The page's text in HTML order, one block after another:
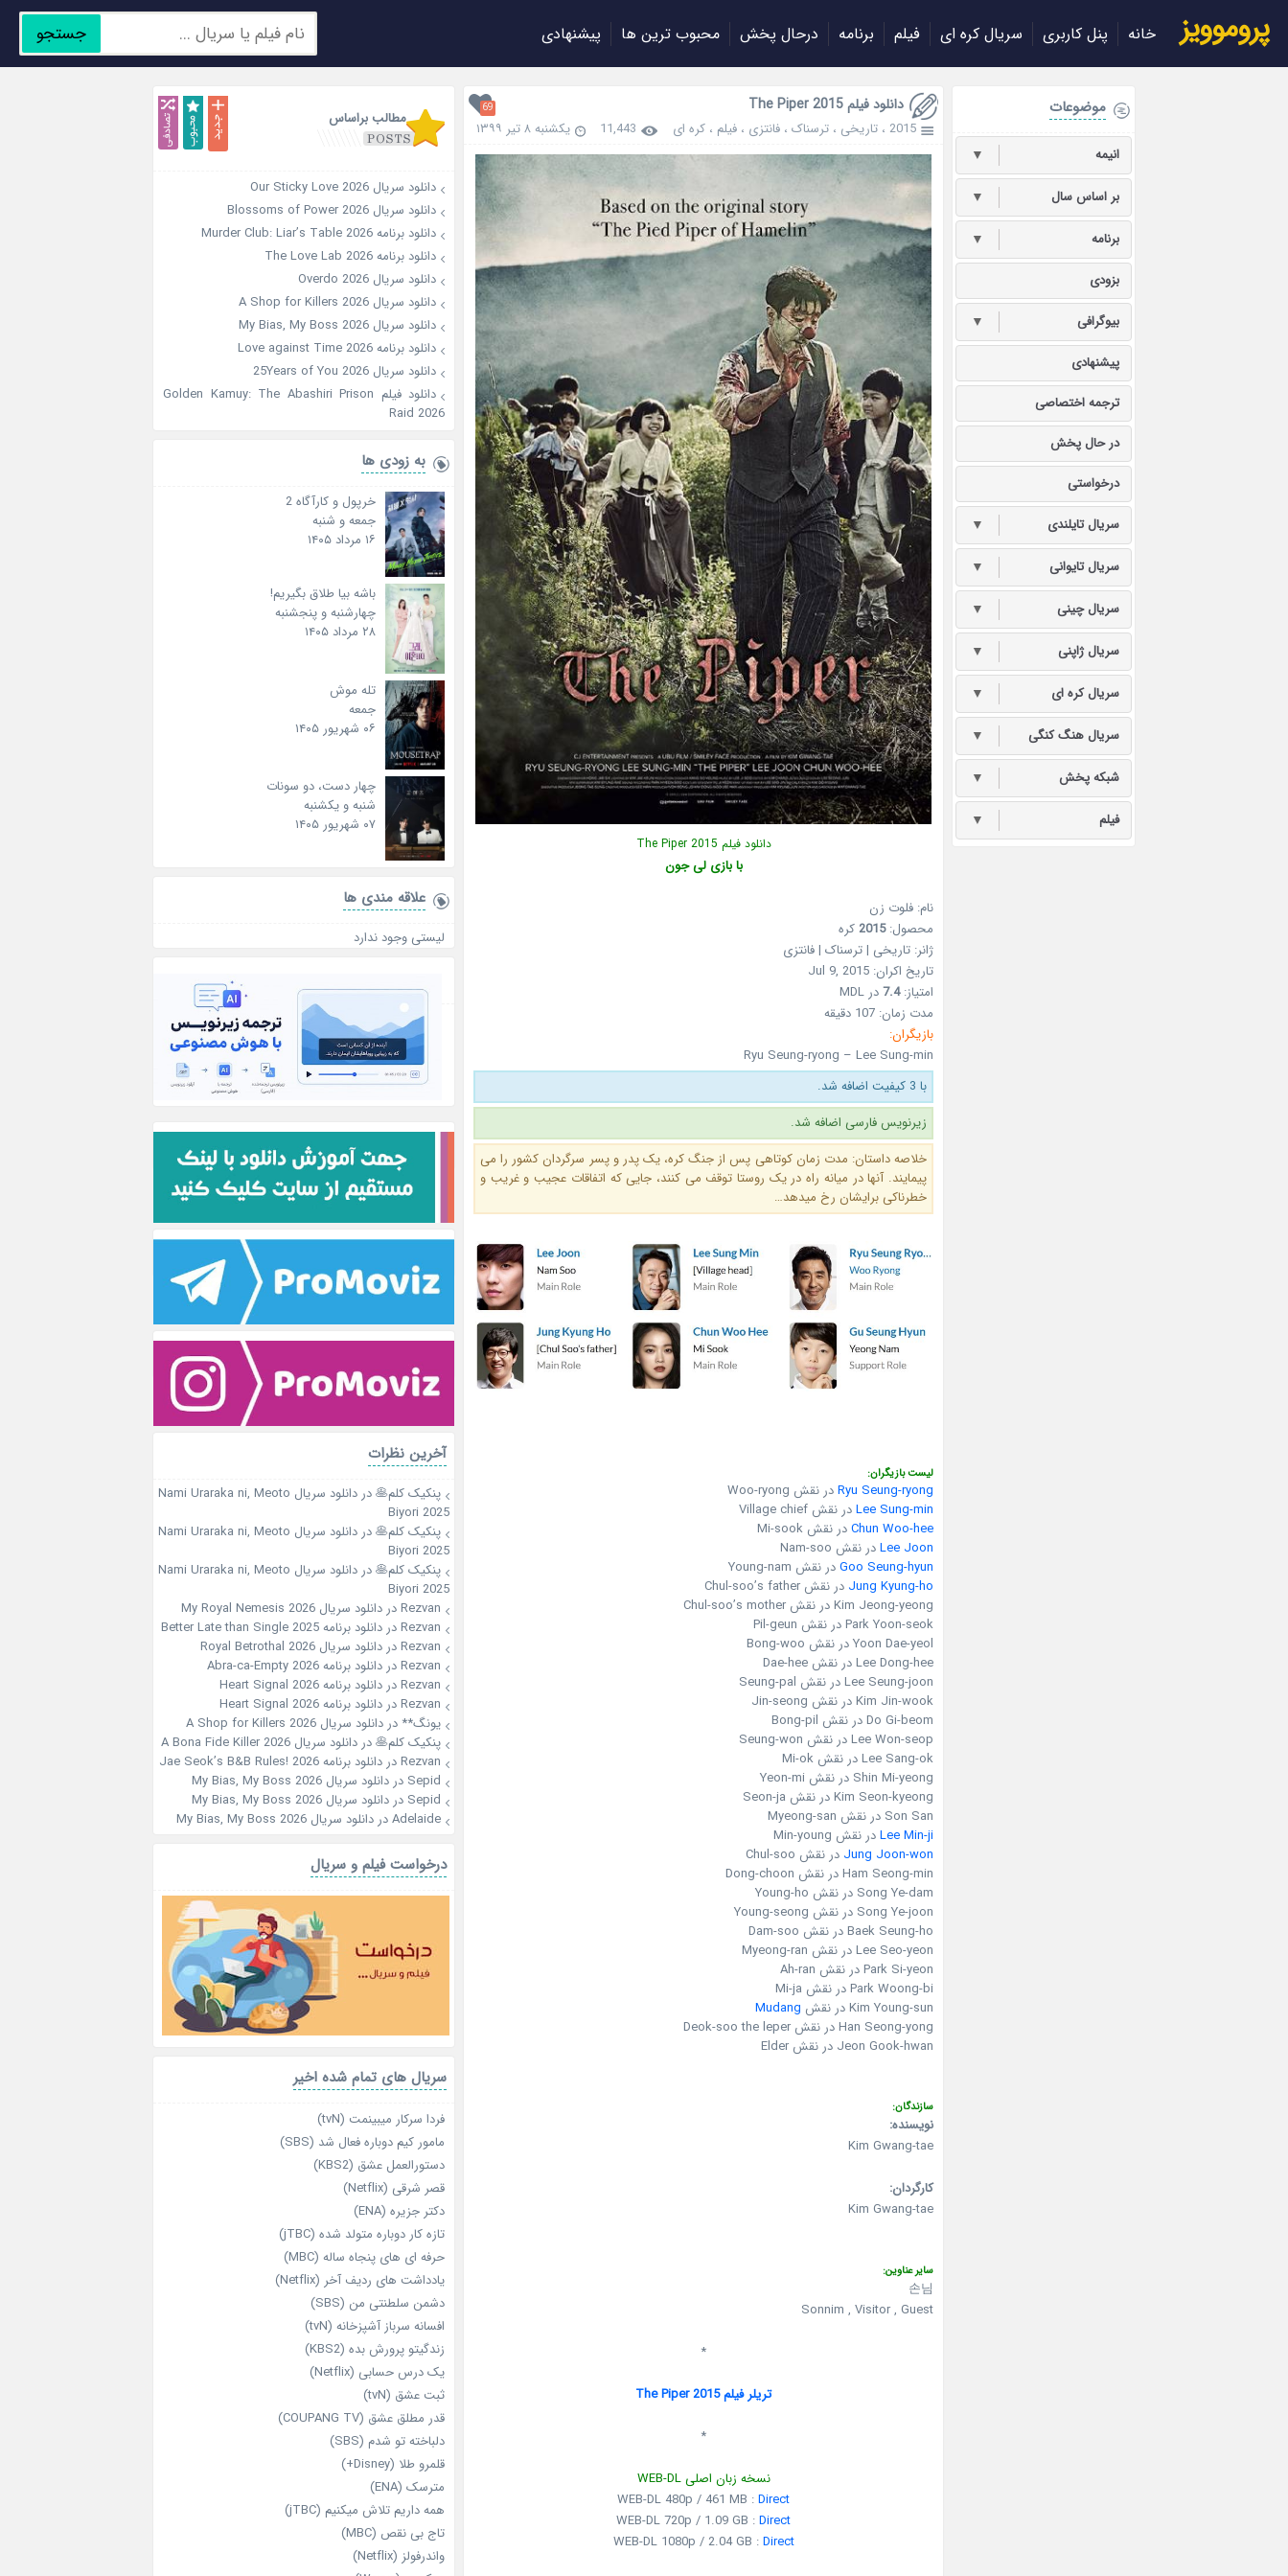
پروموویز خانه پنل کاربری سریال کره ای فیلم برنامه درحال پخش محبوب ترین ها پیشنهادی جستجو
دانلود فیلم The Piper 2015 69
2015 ، تاریخی ، ترسناک ، فانتزی ، فیلم ، کره ای 11,443 یکشنبه ۸ تیر ۱۳۹۹
دانلود فیلم The Piper 2015
با بازی لی جون
نام: فلوت زن
محصول:2015کره
ژانر: تاریخی | ترسناک | فانتزی
تاریخ اکران: Jul 9, 2015
امتیاز:7.4در MDL
مدت زمان: 107 دقیقه
بازیگران:
Ryu Seung-ryong – Lee Sung-min
با 3 کیفیت اضافه شد.
زیرنویس فارسی اضافه شد.
خلاصه داستان: مدت زمان کوتاهی پس از جنگ کره، یک پدر و پسر سرگردان کشور را می
پیمایند. آنها در میانه راه در یک روستا توقف می کنند، جایی که اتفاقات عجیب و غریب و
خطرناکی برایشان رخ میدهد…
لیست بازیگران:
Ryu Seung-ryongدر نقش Woo-ryong
Lee Sung-minدر نقش Village chief
Chun Woo-heeدر نقش Mi-sook
Lee Joonدر نقش Nam-soo
Goo Seung-hyunدر نقش Young-nam
Jung Kyung-ho در نقش Chul-soo’s father
Kim Jeong-yeong در نقش Chul-soo’s mother
Park Yoon-seok در نقش Pil-geun
Yoon Dae-yeol در نقش Bong-woo
Lee Dong-hee در نقش Dae-hee
Lee Seung-joon در نقش Seung-pal
Kim Jin-wook در نقش Jin-seong
Do Gi-beom در نقش Bong-pil
Lee Won-seop در نقش Seung-won
Lee Sang-ok در نقش Mi-ok
Shin Mi-yeong در نقش Yeon-mi
Kim Seon-kyeong در نقش Seon-ja
Son San در نقش Myeong-san
Lee Min-jiدر نقش Min-young
Jung Joon-won در نقش Chul-soo
Ham Seong-min در نقش Dong-choon
Song Ye-dam در نقش Young-ho
Song Ye-joon در نقش Young-seong
Baek Seung-ho در نقش Dam-soo
Lee Seo-yeon در نقش Myeong-ran
Park Si-yeon در نقش Ah-ran
Park Woong-bi در نقش Mi-ja
Kim Young-sun در نقش
Mudang
Han Seong-yong در نقش Deok-soo the leper
Jeon Gook-hwan در نقش Elder
سازندگان:
نویسنده:
Kim Gwang-tae
کارگردان:
Kim Gwang-tae
سایر عناوین:
손님
Sonnim , Visitor , Guest
*
تریلر فیلم The Piper 2015
*
نسخه زبان اصلی WEB-DL
WEB-DL 480p / 461 MB :Direct
WEB-DL 720p / 1.09 GB :Direct
WEB-DL 1080p / 2.04 GB :Direct
موضوعات
انیمه ▼
بر اساس سال ▼
برنامه ▼
بزودی
بیوگرافی ▼
پیشنهادی
ترجمه اختصاصی
در حال پخش
درخواستی
سریال تایلندی ▼
سریال تایوانی ▼
سریال چینی ▼
سریال ژاپنی ▼
سریال کره ای ▼
سریال هنگ کنگی ▼
شبکه پخش ▼
فیلم ▼
مطالب براساس
دانلود سریال Our Sticky Love 2026
دانلود سریال Blossoms of Power 2026
دانلود برنامه Murder Club: Liar’s Table 2026
دانلود برنامه The Love Lab 2026
دانلود سریال Overdo 2026
دانلود سریال A Shop for Killers 2026
دانلود سریال My Bias, My Boss 2026
دانلود برنامه Love against Time 2026
دانلود سریال 25Years of You 2026
دانلود فیلم Golden Kamuy: The Abashiri Prison
Raid 2026
به زودی ها
خرپول و کارآگاه 2
جمعه و شنبه
۱۶ مرداد ۱۴۰۵
باشه بیا طلاق بگیریم!
چهارشنبه و پنجشنبه
۲۸ مرداد ۱۴۰۵
تله موش
جمعه
۰۶ شهریور ۱۴۰۵
چهار دست، دو سونات
شنبه و یکشنبه
۰۷ شهریور ۱۴۰۵
علاقه‌ مندی ها
لیستی وجود ندارد
آخرین نظرات
پنکیک کلم🥞در
دانلود سریال Nami Uraraka ni, Meoto
Biyori 2025
پنکیک کلم🥞در
دانلود سریال Nami Uraraka ni, Meoto
Biyori 2025
پنکیک کلم🥞در
دانلود سریال Nami Uraraka ni, Meoto
Biyori 2025
Rezvanدر دانلود سریال My Royal Nemesis 2026
Rezvanدر دانلود برنامه Better Late than Single 2025
Rezvanدر دانلود سریال Royal Betrothal 2026
Rezvanدر دانلود برنامه Abra-ca-Empty 2026
Rezvanدر دانلود برنامه Heart Signal 2026
Rezvanدر دانلود برنامه Heart Signal 2026
یونگ** در دانلود سریال A Shop for Killers 2026
پنکیک کلم🥞در دانلود سریال A Bona Fide Killer 2026
Rezvanدر دانلود برنامه Jae Seok’s B&B Rules! 2026
Sepid در دانلود سریال My Bias, My Boss 2026
Sepid در دانلود سریال My Bias, My Boss 2026
Adelaideدر دانلود سریال My Bias, My Boss 2026
درخواست فیلم و سریال
سریال های تمام شده اخیر
فردا سرکار میبینمت (tvN)
مامور کیم دوباره فعال شد (SBS)
دستورالعمل عشق (KBS2)
قصر شرقی (Netflix)
دکتر جزیره (ENA)
تازه‌ کار دوباره‌ متولد شده (jTBC)
حرفه‌ ای‌ های پنجاه‌ ساله (MBC)
یادداشت‌ های ردیف آخر (Netflix)
دشمن سلطنتی من (SBS)
افسانه سرباز آشپزخانه (tvN)
زندگیتو پرورش بده (KBS2)
یک درس حسابی (Netflix)
ثبت عشق (tvN)
قدر مطلق عشق (COUPANG TV)
دلباخته تو شدم (SBS)
قلمرو طلا (Disney+)
مترسک (ENA)
همه داریم تلاش میکنیم (jTBC)
تاج بی‌ نقص (MBC)
واندرفولز (Netflix)